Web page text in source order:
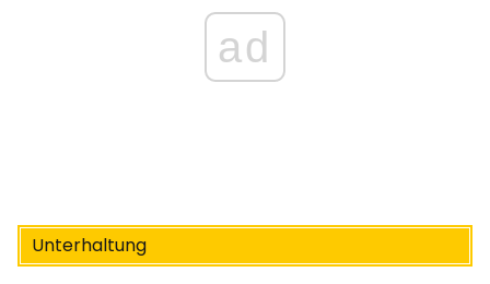
ad
Unterhaltung